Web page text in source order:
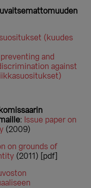
(kuudes
and
against
:
Issue paper on
(2009)
on grounds of
(2011) [pdf]